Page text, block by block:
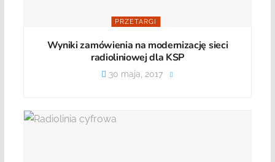
PRZETARGI
Wyniki zamówienia na modernizację sieci
radioliniowej dla KSP
30 maja, 2017